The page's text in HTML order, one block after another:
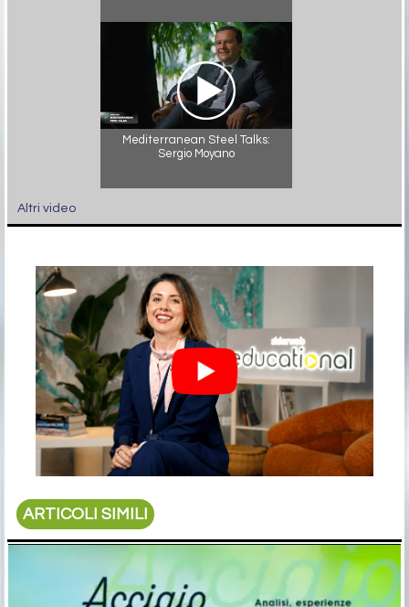
Mediterranean Steel Talks:
Sergio Moyano
Altri video
ARTICOLI SIMILI